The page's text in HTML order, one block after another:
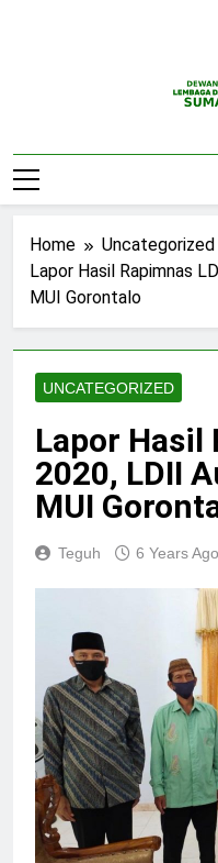
Home
Uncategorized
Lapor Hasil Rapimnas
MUI Gorontalo
UNCATEGORIZED
Lapor Hasil
2020, LDII
MUI
Teguh 6 Years Ago